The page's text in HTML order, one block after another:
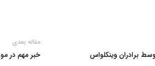
برادران وینکلواس
مقاله بعدی
خبر مهم در